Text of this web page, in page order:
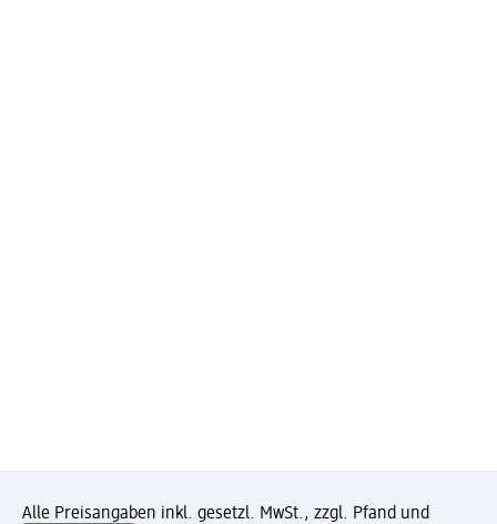
Alle Preisangaben inkl. gesetzl. MwSt., zzgl. Pfand und